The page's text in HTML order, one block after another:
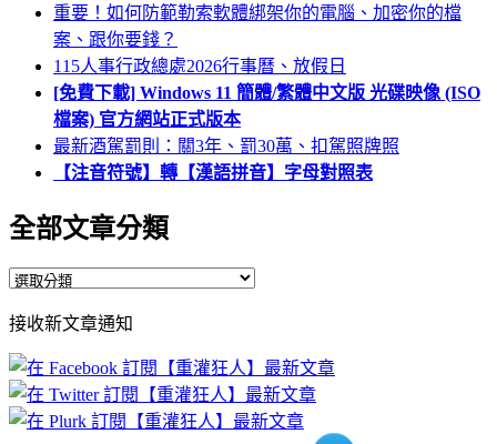
重要！如何防範勒索軟體綁架你的電腦、加密你的檔
案、跟你要錢？
115人事行政總處2026行事曆、放假日
[免費下載] Windows 11 簡體/繁體中文版 光碟映像 (ISO
檔案) 官方網站正式版本
最新酒駕罰則：關3年、罰30萬、扣駕照牌照
【注音符號】轉【漢語拼音】字母對照表
全部文章分類
全
文
章
分
類
接收新文章通知